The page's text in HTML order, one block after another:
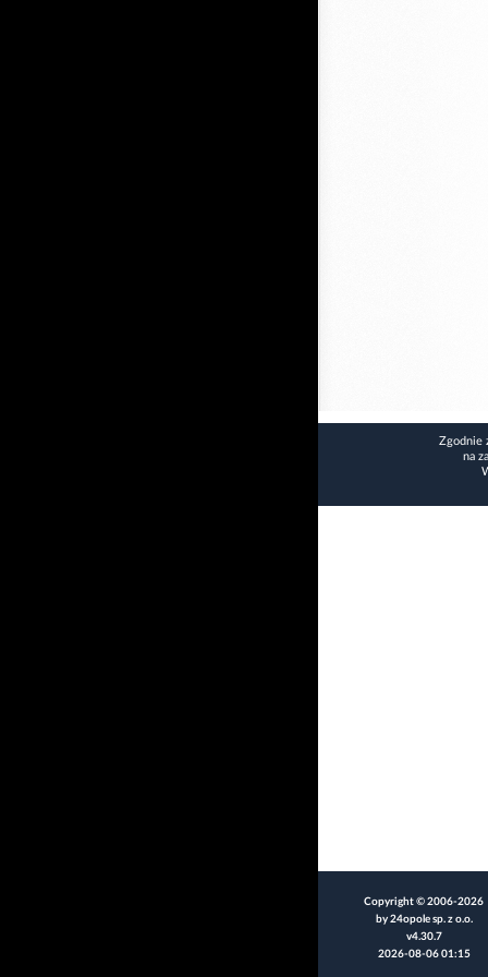
Zgodnie
na
Copyright © 2006-2026
by 24opole sp. z o.o.
v4.30.7
2026-08-06 01:15